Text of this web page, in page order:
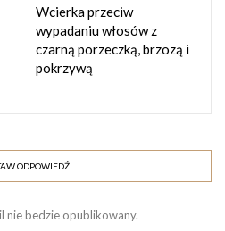
95 %,
Wcierka przeciw
wypadaniu włosów z
czarną porzeczką, brzozą i
pokrzywą
ODPOWIEDŹ
nie bedzie opublikowany.